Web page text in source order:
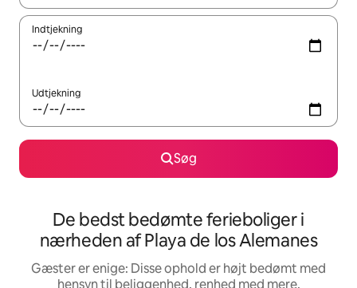
Indtjekning
Udtjekning
Søg
De bedst bedømte ferieboliger i
nærheden af Playa de los Alemanes
Gæster er enige: Disse ophold er højt bedømt med
hensyn til beliggenhed, renhed med mere.